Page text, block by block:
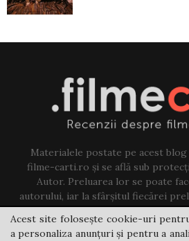
Materialele postate pe acest
filme-carti.ro și se află sub
Autor. Preluarea lor se poate
autorului, iar la sfârșitul fiecărei
existe un link către
Contact us:
Acest site folosește cookie-uri
a personaliza anunțuri și pentru a